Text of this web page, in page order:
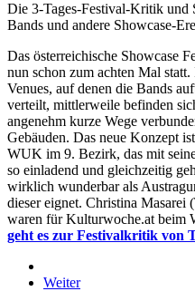
Die 3-Tages-Festival-Kritik und
Bands und andere Showcase-
Das österreichische Showcase
nun schon zum achten Mal
Venues, auf denen die Bands
verteilt, mittlerweile befinden
angenehm kurze Wege
Gebäuden. Das neue Konzept
WUK im 9. Bezirk, das mit
so einladend und gleichzeitig
wirklich wunderbar als
dieser eignet. Christina
waren für Kulturwoche.at beim
geht es zur Festivalkritik von
Weiter